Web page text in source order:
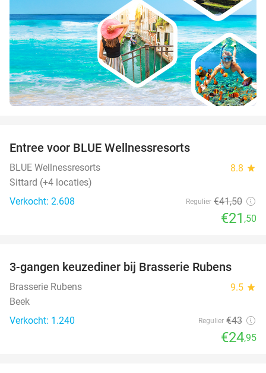
Entree voor BLUE Wellnessresorts
BLUE Wellnessresorts 8.8 star
Sittard (+4 locaties)
Verkocht: 2.608
Regulier €41,50
€21 ,50
42%
3-gangen keuzediner bij Brasserie Rubens
Brasserie Rubens 9.5 star
Beek
Verkocht: 1.240
Regulier €43
€24,95